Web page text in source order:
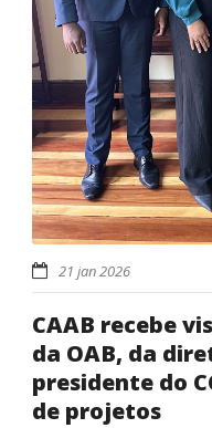
21 jan 2026
CAAB recebe
da OAB, da
presidente do
de projetos